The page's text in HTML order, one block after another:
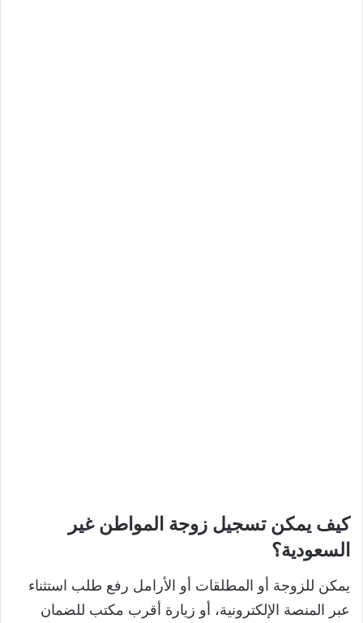
كيف يمكن تسجيل زوجة المواطن غير
السعودية؟
يمكن للزوجة أو المطلقات أو الأرامل رفع طلب استثناء
عبر المنصة الإلكترونية، أو زيارة أقرب مكتب للضمان